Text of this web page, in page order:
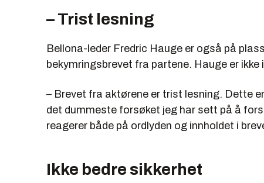
– Trist lesning
Bellona-leder Fredric Hauge er også på
bekymringsbrevet fra partene. Hauge er ikke
– Brevet fra aktørene er trist lesning. Dette
det dummeste forsøket jeg har sett på å
reagerer både på ordlyden og innholdet i
Ikke bedre sikkerhet